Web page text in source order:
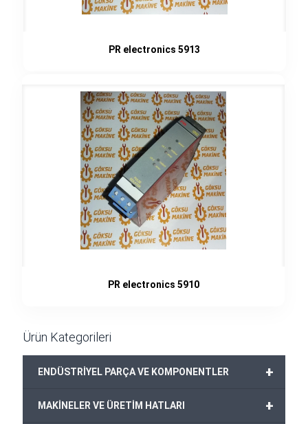
PR electronics 5913
PR electronics 5910
Ürün Kategorileri
+
ENDÜSTRİYEL PARÇA VE KOMPONENTLER
+
MAKİNELER VE ÜRETİM HATLARI